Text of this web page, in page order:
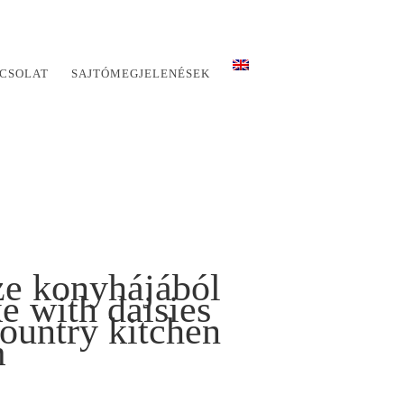
SAJTÓMEGJELENÉSEK
konyhájából
with daisies
kitchen